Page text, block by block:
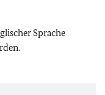
Sprache